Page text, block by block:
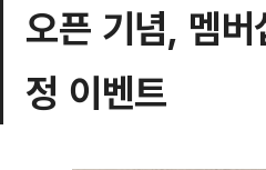
오픈 기념, 멤
정 이벤트